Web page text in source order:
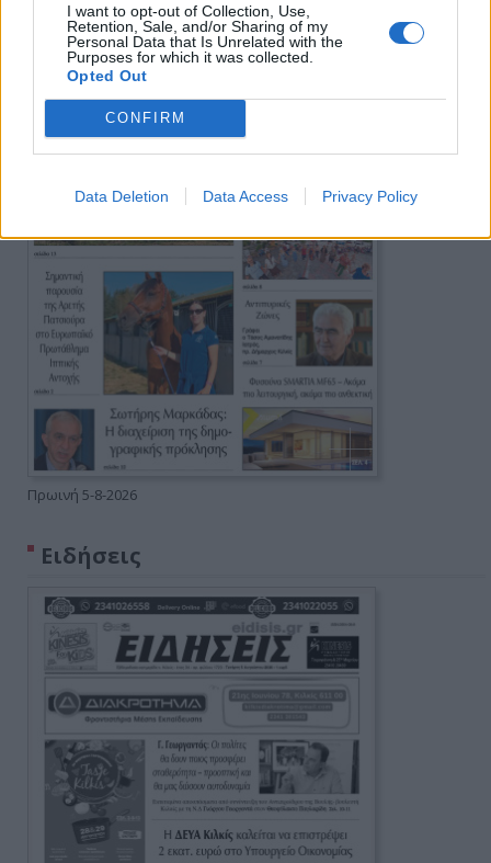
I want to opt-out of Collection, Use,
Retention, Sale, and/or Sharing of my
Personal Data that Is Unrelated with the
Purposes for which it was collected.
Opted Out
CONFIRM
Data Deletion Data Access Privacy Policy
Πρωινή 5-8-2026
Ειδήσεις